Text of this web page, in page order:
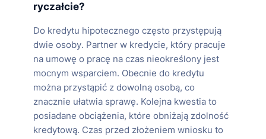
ryczałcie?
Do kredytu hipotecznego często przystępują
dwie osoby. Partner w kredycie, który pracuje
na umowę o pracę na czas nieokreślony jest
mocnym wsparciem. Obecnie do kredytu
można przystąpić z dowolną osobą, co
znacznie ułatwia sprawę. Kolejna kwestia to
posiadane obciążenia, które obniżają zdolność
kredytową. Czas przed złożeniem wniosku to